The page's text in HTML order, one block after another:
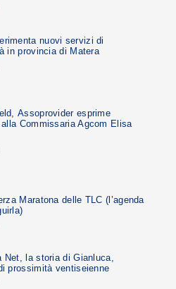
nuovi servizi di
in provincia di Matera
Assoprovider esprime
Commissaria Agcom Elisa
Maratona delle TLC (l’agenda
Net, la storia di Gianluca,
prossimità ventiseienne